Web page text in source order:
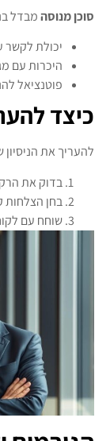
סוכן מנוסהמבדל
יכולת לקשר
היכרות עם
פוטנציאל
כיצד
להעריך את
בדוק את
בחן הצלחות
שוחח עם